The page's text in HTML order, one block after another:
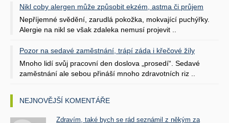
Nikl coby alergen může způsobit ekzém, astma či průjem
Nepříjemné svědění, zarudlá pokožka, mokvající puchýřky.
Alergie na nikl se však zdaleka nemusí projevit ..
Pozor na sedavé zaměstnání, trápí záda i křečové žíly
Mnoho lidí svůj pracovní den doslova „prosedí“. Sedavé
zaměstnání ale sebou přináší mnoho zdravotních riz ..
NEJNOVĚJŠÍ KOMENTÁŘE
Zdravím, také bych se rád seznámil z někým za